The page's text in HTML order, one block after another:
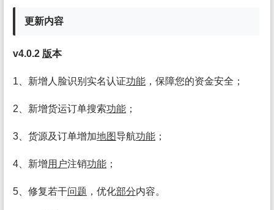
更新内容
v4.0.2 版本
1、新增人脸识别实名认证功能 ，保障您的资金安全；
2、新增货运订单搜索功能 ；
3、货源及订单增加地图导航功能 ；
4、新增用户注销功能 ；
5、修复若干问题 ，优化部分内容。